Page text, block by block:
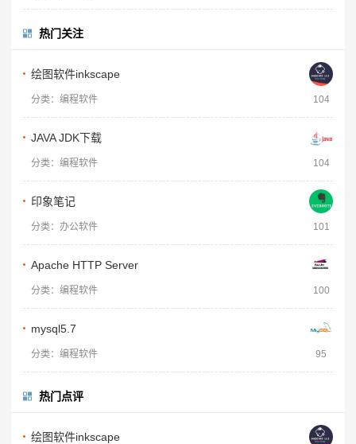
热门关注
绘图软件inkscape
分类：编程软件 104
JAVA JDK下载
分类：编程软件 104
印象笔记
分类：办公软件 101
Apache HTTP Server
分类：编程软件 100
mysql5.7
分类：编程软件 95
热门点评
绘图软件inkscape